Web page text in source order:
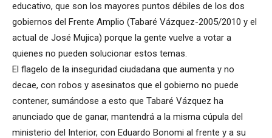
educativo, que son los mayores puntos débiles de los dos
gobiernos del Frente Amplio (Tabaré Vázquez-2005/2010 y el
actual de José Mujica) porque la gente vuelve a votar a
quienes no pueden solucionar estos temas.
El flagelo de la inseguridad ciudadana que aumenta y no
decae, con robos y asesinatos que el gobierno no puede
contener, sumándose a esto que Tabaré Vázquez ha
anunciado que de ganar, mantendrá a la misma cúpula del
ministerio del Interior, con Eduardo Bonomi al frente y a su